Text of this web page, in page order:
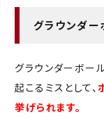
グラウンダ
グラウンダーボー
起こるミスとして、
挙げられます。